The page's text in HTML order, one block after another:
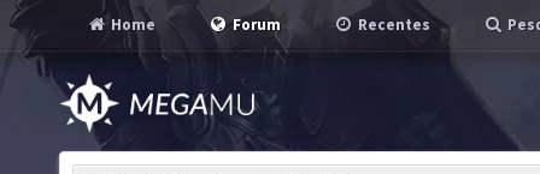
Home Forum Recentes